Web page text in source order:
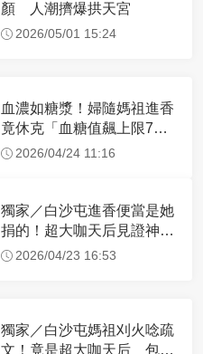
顏 人潮擠爆拱天宮
2026/05/01 15:24
血濃如糖漿！婦隨媽祖進香
竟休克「血糖值飆上限7
倍」 醫曝原因
2026/04/24 11:16
獨家／白沙屯進香便當是她
捐的！超大咖天后見證神
蹟 一靠近媽祖就爆哭
2026/04/23 16:53
獨家／白沙屯媽祖刈火唸疏
文！竟是超大咖天后 包尿